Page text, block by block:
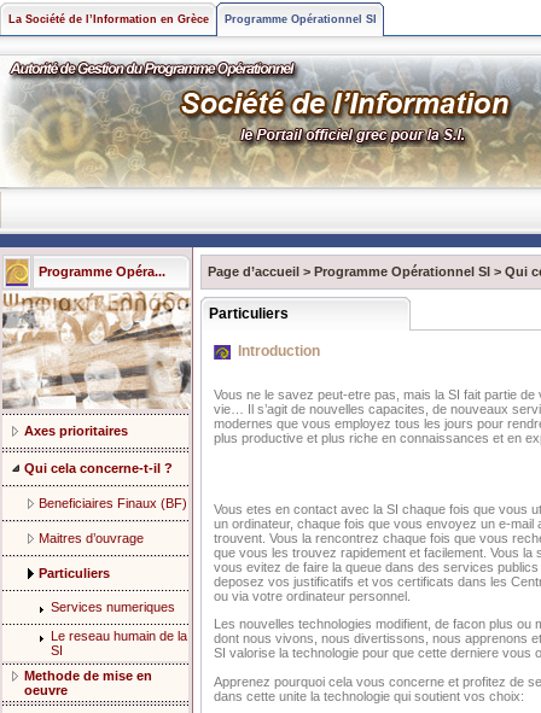
La Société de l’Information en Grèce Programme Opérationnel SI
Programme Opéra...
Axes prioritaires
Qui cela concerne-t-il ?
Beneficiaires Finaux (BF)
Maitres d’ouvrage
Particuliers
Services numeriques
Le reseau humain de la
SI
Methode de mise en
oeuvre
Page d’accueil > Programme Opérationnel SI > Qui
Particuliers
Introduction
Vous ne le savez peut-etre pas, mais la SI fait partie de
vie… Il s’agit de nouvelles capacites, de nouveaux
modernes que vous employez tous les jours pour
plus productive et plus riche en connaissances et en
Vous etes en contact avec la SI chaque fois que vous
un ordinateur, chaque fois que vous envoyez un e-mail
trouvent. Vous la rencontrez chaque fois que vous
que vous les trouvez rapidement et facilement. Vous la
vous evitez de faire la queue dans des services
deposez vos justificatifs et vos certificats dans les
ou via votre ordinateur personnel.
Les nouvelles technologies modifient, de facon plus ou
dont nous vivons, nous divertissons, nous apprenons
SI valorise la technologie pour que cette derniere vous
Apprenez pourquoi cela vous concerne et profitez de
dans cette unite la technologie qui soutient vos choix: